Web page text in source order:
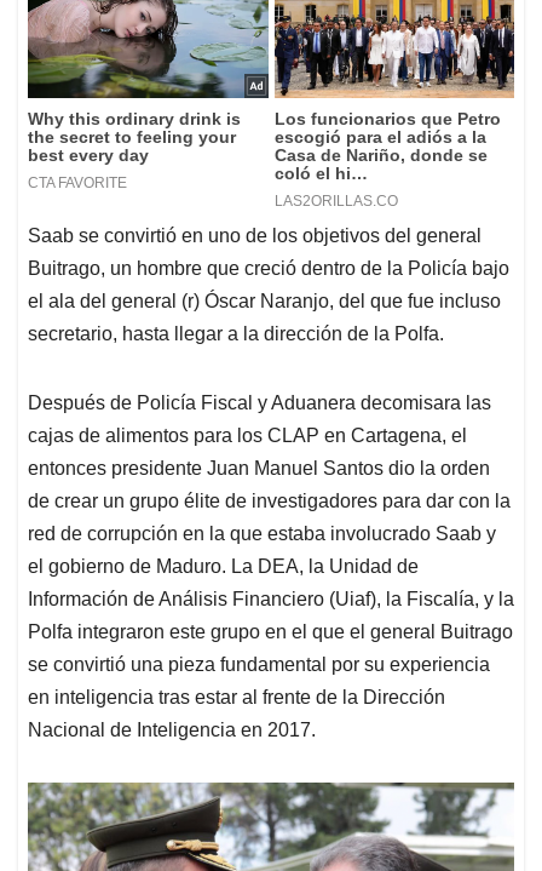
Saab se convirtió en uno de los objetivos del general
Buitrago, un hombre que creció dentro de la Policía bajo
el ala del general (r) Óscar Naranjo, del que fue incluso
secretario, hasta llegar a la dirección de la Polfa.
Después de Policía Fiscal y Aduanera decomisara las
cajas de alimentos para los CLAP en Cartagena, el
entonces presidente Juan Manuel Santos dio la orden
de crear un grupo élite de investigadores para dar con la
red de corrupción en la que estaba involucrado Saab y
el gobierno de Maduro. La DEA, la Unidad de
Información de Análisis Financiero (Uiaf), la Fiscalía, y la
Polfa integraron este grupo en el que el general Buitrago
se convirtió una pieza fundamental por su experiencia
en inteligencia tras estar al frente de la Dirección
Nacional de Inteligencia en 2017.